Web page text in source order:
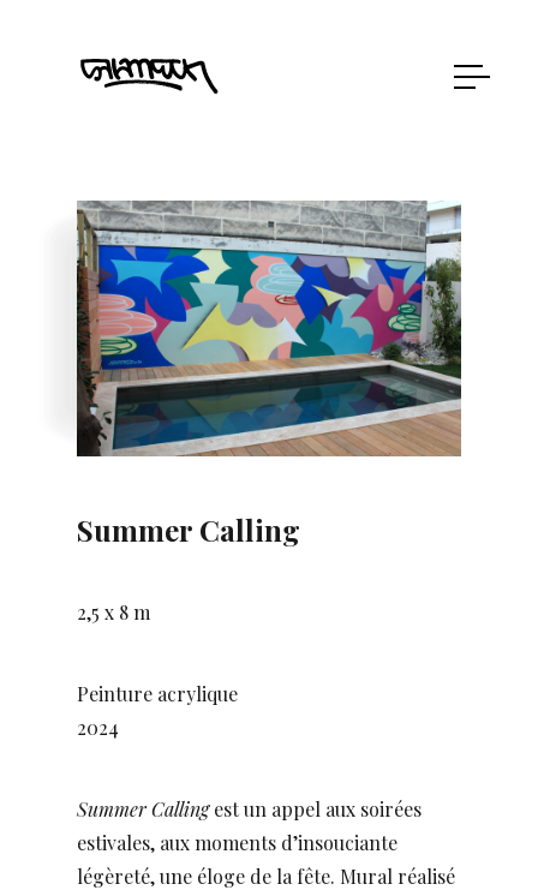
Summer Calling
2,5 x 8 m
Peinture acrylique
2024
Summer Callingest un appel aux soirées
estivales, aux moments d’insouciante
légèreté, une éloge de la fête. Mural réalisé